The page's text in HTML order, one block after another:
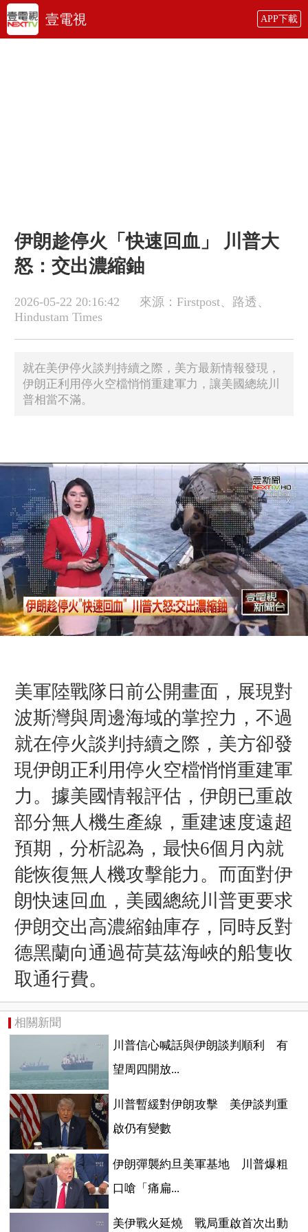
壹電視 APP下載
伊朗趁停火「快速回血」 川普大
怒：交出濃縮鈾
2026-05-22 20:16:42
來源：Firstpost、路透、
Hindustam Times
就在美伊停火談判持續之際，美方最新情報發現，
伊朗正利用停火空檔悄悄重建軍力，讓美國總統川
普相當不滿。
美軍陸戰隊日前公開畫面，展現對
波斯灣與周邊海域的掌控力，不過
就在停火談判持續之際，美方卻發
現伊朗正利用停火空檔悄悄重建軍
力。 據美國情報評估，伊朗已重啟
部分無人機生產線，重建速度遠超
預期， 分析認為，最快6個月內就
能恢復無人機攻擊能力。 而面對伊
朗快速回血， 美國總統川普更要求
伊朗交出高濃縮鈾庫存，同時反對
德黑蘭向通過荷莫茲海峽的船隻收
取通行費。
相關新聞
川普信心喊話與伊朗談判順利 有
望周四開放...
川普暫緩對伊朗攻擊 美伊談判重
啟仍有變數
伊朗彈襲約旦美軍基地 川普爆粗
口嗆「痛扁...
美伊戰火延燒 戰局重啟首次出動